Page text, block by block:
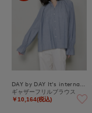
ギャザーフリルブラウス
￥10,164(税込)